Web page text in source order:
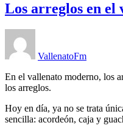
Los arreglos en el
VallenatoFm
En el vallenato moderno, los
los arreglos.
Hoy en día, ya no se trata
sencilla: acordeón, caja y